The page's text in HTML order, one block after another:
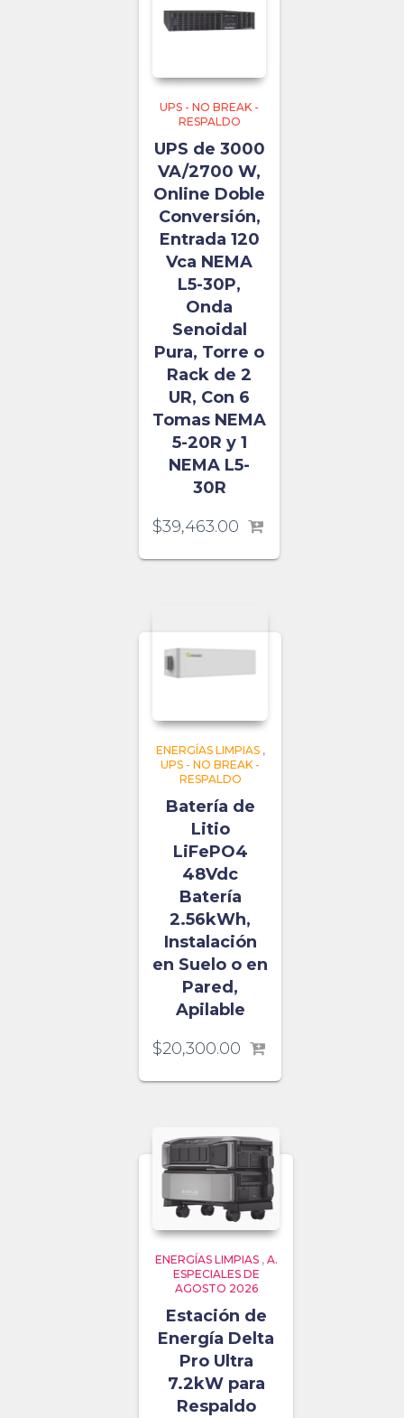
UPS - NO BREAK -
RESPALDO
UPS de 3000
VA/2700 W,
Online Doble
Conversión,
Entrada 120
Vca NEMA
L5-30P,
Onda
Senoidal
Pura, Torre o
Rack de 2
UR, Con 6
Tomas NEMA
5-20R y 1
NEMA L5-
30R
$39,463.00
ENERGÍAS LIMPIAS,
UPS - NO BREAK -
RESPALDO
Batería de
Litio
LiFePO4
48Vdc
Batería
2.56kWh,
Instalación
en Suelo o en
Pared,
Apilable
$20,300.00
ENERGÍAS LIMPIAS, A.
ESPECIALES DE
AGOSTO 2026
Estación de
Energía Delta
Pro Ultra
7.2kW para
Respaldo